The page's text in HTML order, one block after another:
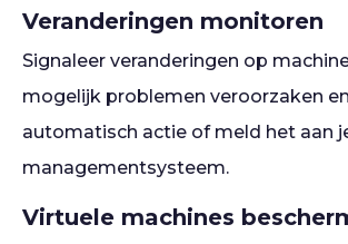
Veranderingen monitoren
Signaleer veranderingen op
mogelijk problemen veroorzaken
automatisch actie of meld het aan
managementsysteem.
Virtuele machines